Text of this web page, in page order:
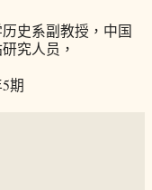
史系副教授，中国
究人员，
期